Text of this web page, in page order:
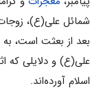
شمائل على(ع)،
بعد از بعثت است،
على(ع) و دلایلى که
اسلام آورده‌اند.